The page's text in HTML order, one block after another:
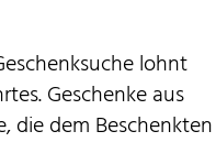
lohnt
Geschenke aus
die dem Beschenkten